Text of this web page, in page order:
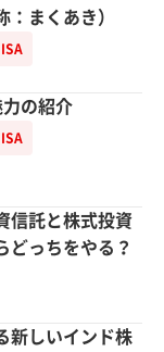
：まくあき）
の紹介
信託と株式投資
どっちをやる？
新しいインド株